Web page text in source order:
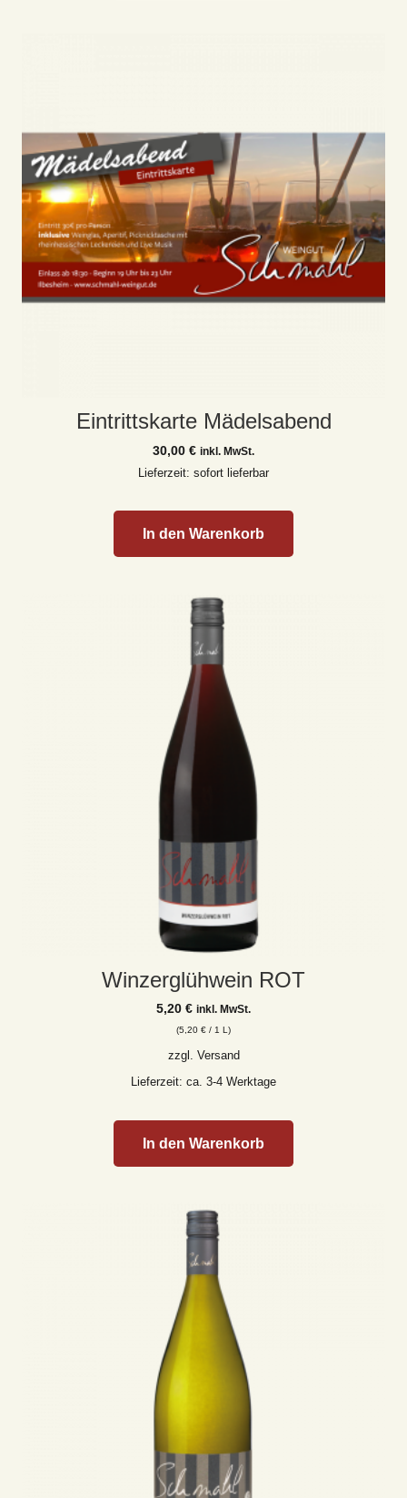
Eintrittskarte Mädelsabend
30,00 € inkl. MwSt.
Lieferzeit: sofort lieferbar
In den Warenkorb
Winzerglühwein ROT
5,20 € inkl. MwSt.
(5,20 € / 1 L)
zzgl. Versand
Lieferzeit: ca. 3-4 Werktage
In den Warenkorb